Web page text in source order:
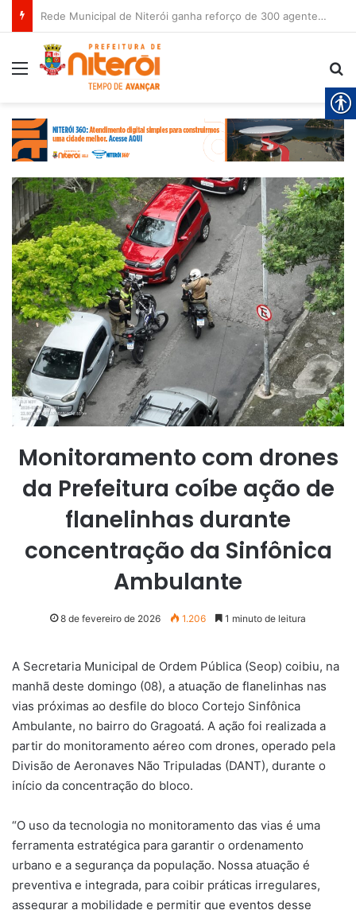
Rede Municipal de Niterói ganha reforço de 300 agentes de apoio escolar
Menu
Monitoramento com drones
da Prefeitura coíbe ação de
flanelinhas durante
concentração da Sinfônica
Ambulante
8 de fevereiro de 2026 1.206 1 minuto de leitura
A Secretaria Municipal de Ordem Pública (Seop) coibiu, na
manhã deste domingo (08), a atuação de flanelinhas nas
vias próximas ao desfile do bloco Cortejo Sinfônica
Ambulante, no bairro do Gragoatá. A ação foi realizada a
partir do monitoramento aéreo com drones, operado pela
Divisão de Aeronaves Não Tripuladas (DANT), durante o
início da concentração do bloco.
“O uso da tecnologia no monitoramento das vias é uma
ferramenta estratégica para garantir o ordenamento
urbano e a segurança da população. Nossa atuação é
preventiva e integrada, para coibir práticas irregulares,
assegurar a mobilidade e permitir que eventos desse